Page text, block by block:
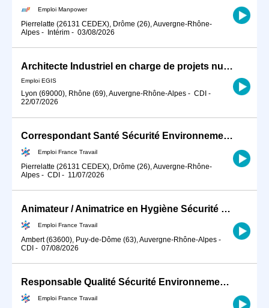
Emploi Manpower
Pierrelatte (26131 CEDEX), Drôme (26), Auvergne-Rhône-
Alpes - Intérim - 03/08/2026
Architecte Industriel en charge de projets nucléaires Internationaux H/F
Emploi EGIS
Lyon (69000), Rhône (69), Auvergne-Rhône-Alpes - CDI -
22/07/2026
Correspondant Santé Sécurité Environnement Radioprotection H/F (H/F)
Emploi France Travail
Pierrelatte (26131 CEDEX), Drôme (26), Auvergne-Rhône-
Alpes - CDI - 11/07/2026
Animateur / Animatrice en Hygiène Sécurité Environnement (HSE) (H/F)
Emploi France Travail
Ambert (63600), Puy-de-Dôme (63), Auvergne-Rhône-Alpes -
CDI - 07/08/2026
Responsable Qualité Sécurité Environnement -QSE- en industrie (H/F)
Emploi France Travail